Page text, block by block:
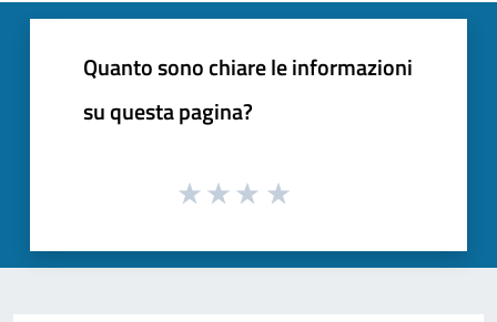
Quanto sono chiare le informazioni
su questa pagina?